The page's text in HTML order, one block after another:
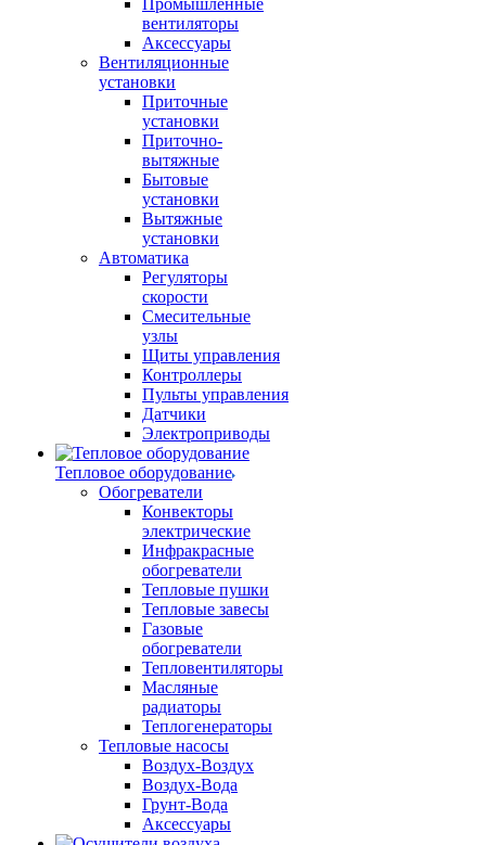
Промышленные
вентиляторы
Аксессуары
Вентиляционные
установки
Приточные
установки
Приточно-
вытяжные
Бытовые
установки
Вытяжные
установки
Автоматика
Регуляторы
скорости
Смесительные
узлы
Щиты управления
Контроллеры
Пульты управления
Датчики
Электроприводы
Тепловое оборудование
Обогреватели
Конвекторы
электрические
Инфракрасные
обогреватели
Тепловые пушки
Тепловые завесы
Газовые
обогреватели
Тепловентиляторы
Масляные
радиаторы
Теплогенераторы
Тепловые насосы
Воздух-Воздух
Воздух-Вода
Грунт-Вода
Аксессуары